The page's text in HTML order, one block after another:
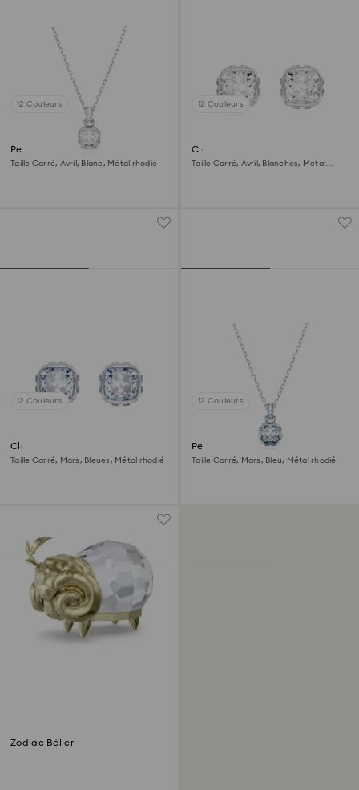
12 Couleurs
Pendentif Birthstone
Taille Carré, Avril, Blanc, Métal rhodié
12 Couleurs
Clous d'oreilles Birthstone
Taille Carré, Avril, Blanches, Métal
12 Couleurs
Clous d'oreilles Birthstone
Taille Carré, Mars, Bleues, Métal rhodié
12 Couleurs
Pendentif Birthstone
Taille Carré, Mars, Bleu, Métal rhodié
Zodiac Bélier